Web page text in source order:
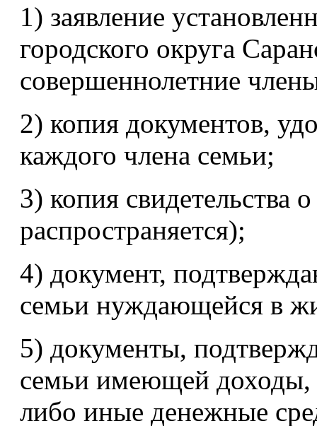
1) заявление
городского округа
совершеннолетние
2) копия документов,
каждого члена семьи;
3) копия свидетельства
распространяется);
4) документ,
семьи нуждающейся в
5) документы,
семьи имеющей доходы,
либо иные денежные